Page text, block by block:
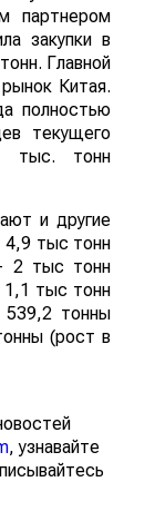
партнером
закупки в
Главной
Китая.
полностью
текущего
тыс. тонн
и другие
4,9 тыс тонн
2 тыс тонн
тыс тонн
тонны
(рост в
, узнавайте